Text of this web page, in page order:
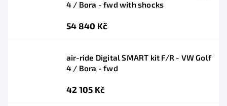
4 / Bora - fwd with shocks
54 840 Kč
air-ride Digital SMART kit F/R - VW Golf
4 / Bora - fwd
42 105 Kč